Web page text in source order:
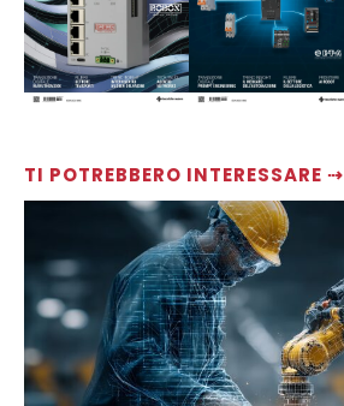
TI POTREBBERO INTERESSARE ⇢